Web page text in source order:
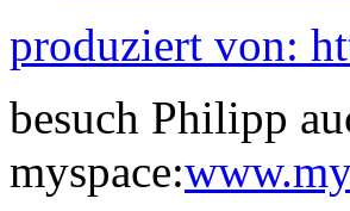
produziert von:
besuch Philipp
myspace: